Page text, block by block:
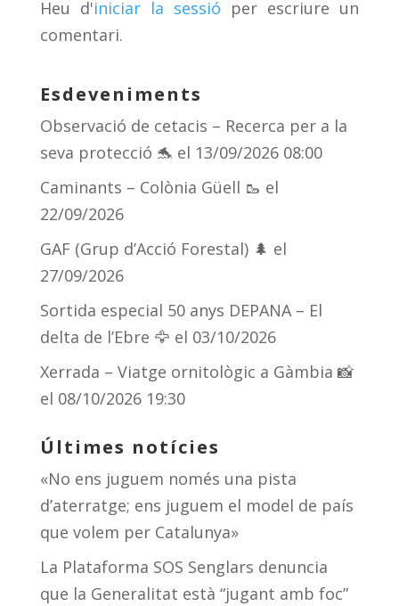
ix
Heu d'iniciar la sessió per escriure un
comentari.
Esdeveniments
Observació de cetacis – Recerca per a la
seva protecció 🐬 el 13/09/2026 08:00
Caminants – Colònia Güell 🥾 el
22/09/2026
GAF (Grup d’Acció Forestal) 🌲 el
27/09/2026
Sortida especial 50 anys DEPANA – El
delta de l’Ebre 🦅 el 03/10/2026
Xerrada – Viatge ornitològic a Gàmbia 📸
el 08/10/2026 19:30
Últimes notícies
«No ens juguem només una pista
d’aterratge; ens juguem el model de país
que volem per Catalunya»
La Plataforma SOS Senglars denuncia
que la Generalitat està “jugant amb foc”